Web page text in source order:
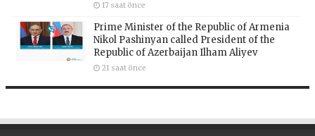
17 saat önce
Prime Minister of the Republic of Armenia
Nikol Pashinyan called President of the
Republic of Azerbaijan Ilham Aliyev
21 saat önce